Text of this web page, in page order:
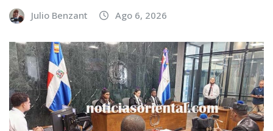
Julio Benzant Ago 6, 2026